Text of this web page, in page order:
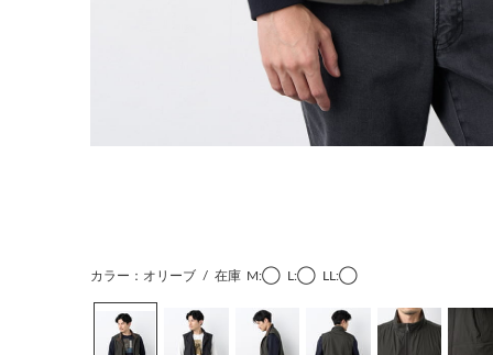
カラー：オリーブ / 在庫 M:◯ L:◯ LL:◯